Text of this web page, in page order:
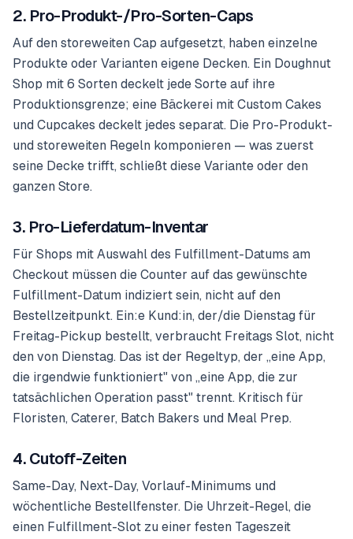
2. Pro-Produkt-/Pro-Sorten-Caps
Auf den storeweiten Cap aufgesetzt, haben einzelne
Produkte oder Varianten eigene Decken. Ein Doughnut
Shop mit 6 Sorten deckelt jede Sorte auf ihre
Produktionsgrenze; eine Bäckerei mit Custom Cakes
und Cupcakes deckelt jedes separat. Die Pro-Produkt-
und storeweiten Regeln komponieren — was zuerst
seine Decke trifft, schließt diese Variante oder den
ganzen Store.
3. Pro-Lieferdatum-Inventar
Für Shops mit Auswahl des Fulfillment-Datums am
Checkout müssen die Counter auf das gewünschte
Fulfillment-Datum indiziert sein, nicht auf den
Bestellzeitpunkt. Ein:e Kund:in, der/die Dienstag für
Freitag-Pickup bestellt, verbraucht Freitags Slot, nicht
den von Dienstag. Das ist der Regeltyp, der „eine App,
die irgendwie funktioniert" von „eine App, die zur
tatsächlichen Operation passt" trennt. Kritisch für
Floristen, Caterer, Batch Bakers und Meal Prep.
4. Cutoff-Zeiten
Same-Day, Next-Day, Vorlauf-Minimums und
wöchentliche Bestellfenster. Die Uhrzeit-Regel, die
einen Fulfillment-Slot zu einer festen Tageszeit